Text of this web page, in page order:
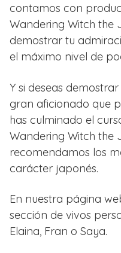
contamos con
Wandering Witch the
demostrar tu
el máximo nivel de
Y si deseas
gran aficionado que
has culminado el
Wandering Witch the
recomendamos los
carácter japonés.
En nuestra página
sección de vivos
Elaina, Fran o Saya.